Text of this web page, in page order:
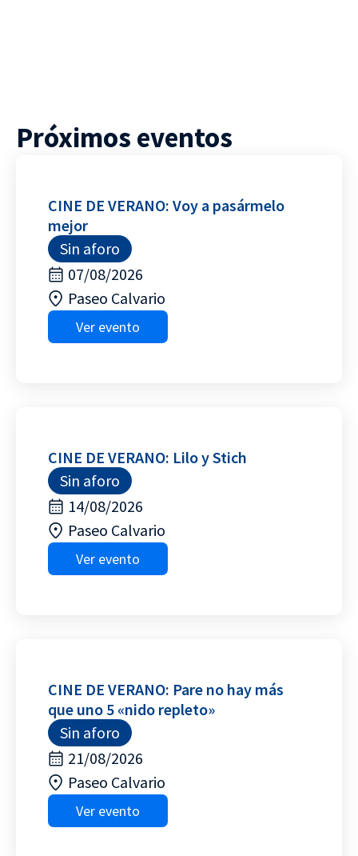
Próximos eventos
CINE DE VERANO: Voy a pasármelo
mejor
Sin aforo
07/08/2026
Paseo Calvario
Ver evento
CINE DE VERANO: Lilo y Stich
Sin aforo
14/08/2026
Paseo Calvario
Ver evento
CINE DE VERANO: Pare no hay más
que uno 5 «nido repleto»
Sin aforo
21/08/2026
Paseo Calvario
Ver evento